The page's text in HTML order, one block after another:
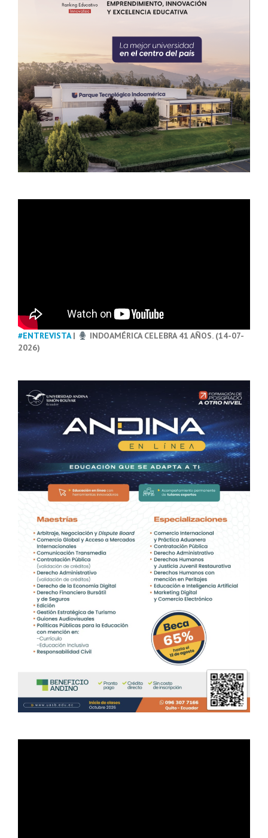
#ENTREVISTA|
INDOAMÉRICA CELEBRA 41 AÑOS. (14-07-
2026)